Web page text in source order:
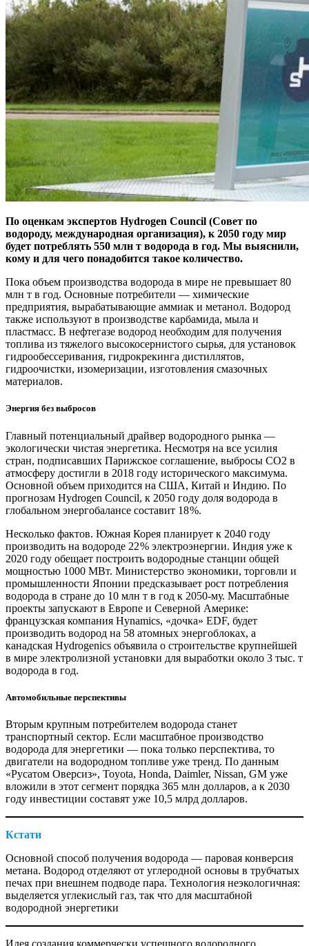
По оценкам экспертов Hydrogen Council (Совет по
водороду, международная организация), к 2050 году мир
будет потреблять 550 млн т водорода в год. Мы выяснили,
кому и для чего понадобится такое количество.
Пока объем производства водорода в мире не превышает 80
млн т в год. Основные потребители — ​химические
предприятия, вырабатывающие аммиак и метанол. Водород
также используют в производстве карбамида, мыла и
пластмасс. В нефтегазе водород необходим для получения
топлива из тяжелого высокосернистого сырья, для установок
гидрообессеривания, гидрокрекинга дистиллятов,
гидроочистки, изомеризации, изготовления смазочных
материалов.
Энергия без выбросов
Главный потенциальный драйвер водородного рынка — ​
экологически чистая энергетика. Несмотря на все усилия
стран, подписавших Парижское соглашение, выбросы CO2 в
атмосферу достигли в 2018 году исторического максимума.
Основной объем приходится на США, Китай и Индию. По
прогнозам Hydrogen Council, к 2050 году доля водорода в
глобальном энергобалансе составит 18 %.
Несколько фактов. Южная Корея планирует к 2040 году
производить на водороде 22 % электроэнергии. Индия уже к
2020 году обещает построить водородные станции общей
мощностью 1000 МВт. Министерство экономики, торговли и
промышленности Японии предсказывает рост потребления
водорода в стране до 10 млн т в год к 2050-му. Масштабные
проекты запускают в Европе и Северной Америке:
французская компания Hynamics, «дочка» EDF, будет
производить водород на 58 атомных энергоблоках, а
канадская Hydrogenics объявила о строительстве крупнейшей
в мире электролизной установки для выработки около 3 тыс. т
водорода в год.
Автомобильные перспективы
Вторым крупным потребителем водорода станет
транспортный сектор. Если масштабное производство
водорода для энергетики — ​пока только перспектива, то
двигатели на водородном топливе уже тренд. По данным
«Русатом Оверсиз», Toyota, Honda, Daimler, Nissan, GM уже
вложили в этот сегмент порядка 365 млн долларов, а к 2030
году инвестиции составят уже 10,5 млрд долларов.
Кстати
Основной способ получения водорода — ​паровая конверсия
метана. Водород отделяют от углеродной основы в трубчатых
печах при внешнем подводе пара. Технология неэкологичная:
выделяется углекислый газ, так что для масштабной
водородной энергетики
Идея создания коммерчески успешного водородного